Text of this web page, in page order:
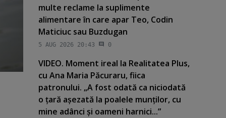
multe reclame la suplimente
alimentare în care apar Teo, Codin
Maticiuc sau Buzdugan
5 AUG 2026 20:43 0
VIDEO. Moment ireal la Realitatea Plus,
cu Ana Maria Păcuraru, fiica
patronului. „A fost odată ca niciodată
o ţară aşezată la poalele munţilor, cu
mine adânci şi oameni harnici...”